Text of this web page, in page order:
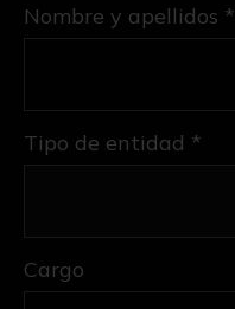
Tipo de entidad *
Nombre y apellidos *
Cargo